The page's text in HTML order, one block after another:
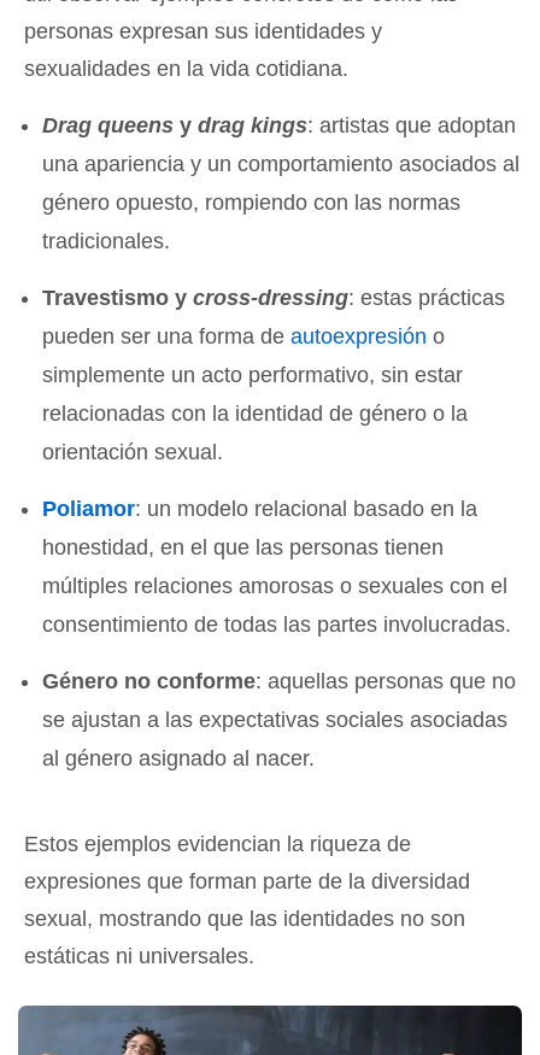
personas expresan sus identidades y
sexualidades en la vida cotidiana.
Drag queens ydrag kings: artistas que adoptan
una apariencia y un comportamiento asociados al
género opuesto, rompiendo con las normas
tradicionales.
Travestismo ycross-dressing: estas prácticas
pueden ser una forma deautoexpresión o
simplemente un acto performativo, sin estar
relacionadas con la identidad de género o la
orientación sexual.
Poliamor: un modelo relacional basado en la
honestidad, en el que las personas tienen
múltiples relaciones amorosas o sexuales con el
consentimiento de todas las partes involucradas.
Género no conforme: aquellas personas que no
se ajustan a las expectativas sociales asociadas
al género asignado al nacer.
Estos ejemplos evidencian la riqueza de
expresiones que forman parte de la diversidad
sexual, mostrando que las identidades no son
estáticas ni universales.